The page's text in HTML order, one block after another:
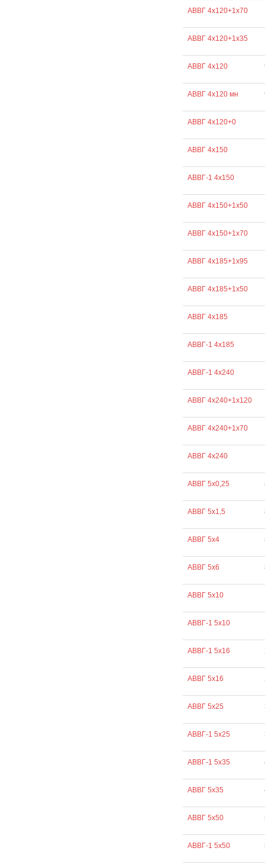
АВВГ 4х120+1х70
АВВГ 4х120+1х35
АВВГ 4х120
АВВГ 4х120 мн
АВВГ 4х120+0
АВВГ 4х150
АВВГ-1 4х150
АВВГ 4х150+1х50
АВВГ 4х150+1х70
АВВГ 4х185+1х95
АВВГ 4х185+1х50
АВВГ 4х185
АВВГ-1 4х185
АВВГ-1 4х240
АВВГ 4х240+1х120
АВВГ 4х240+1х70
АВВГ 4х240
АВВГ 5х0,25
АВВГ 5х1,5
АВВГ 5х4
АВВГ 5х6
АВВГ 5х10
АВВГ-1 5х10
АВВГ-1 5х16
АВВГ 5х16
АВВГ 5х25
АВВГ-1 5х25
АВВГ-1 5х35
АВВГ 5х35
АВВГ 5х50
АВВГ-1 5х50